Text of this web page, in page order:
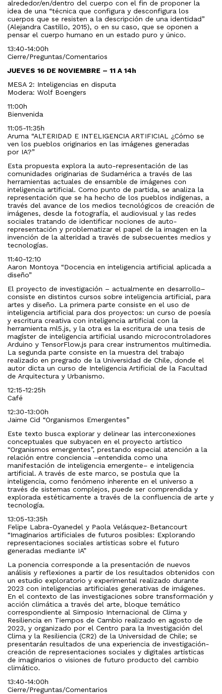
alrededor/en/dentro del cuerpo con el fin de proponer la
idea de una “técnica que configura y desconfigura los
cuerpos que se resisten a la descripción de una identidad”
(Alejandra Castillo, 2015), o en su caso, que se oponen a
pensar el cuerpo humano en un estado puro y único.
13:40-14:00h
Cierre/Preguntas/Comentarios
JUEVES 16 DE NOVIEMBRE – 11 A 14h
MESA 2: Inteligencias en disputa
Modera: Wolf Boengers
11:00h
Bienvenida
11:05-11:35h
Aruma “ALTERIDAD E INTELIGENCIA ARTIFICIAL ¿Cómo se
ven los pueblos originarios en las imágenes generadas
por IA?”
Esta propuesta explora la auto-representación de las
comunidades originarias de Sudamérica a través de las
herramientas actuales de ensamble de imágenes con
inteligencia artificial. Como punto de partida, se analiza la
representación que se ha hecho de los pueblos indígenas, a
través del avance de los medios tecnológicos de creación de
imágenes, desde la fotografía, el audiovisual y las redes
sociales tratando de identificar nociones de auto-
representación y problematizar el papel de la imagen en la
invención de la alteridad a través de subsecuentes medios y
tecnologías.
11:40-12:10
Aaron Montoya “Docencia en inteligencia artificial aplicada a
diseño”
El proyecto de investigación – actualmente en desarrollo–
consiste en distintos cursos sobre inteligencia artificial, para
artes y diseño. La primera parte consiste en el uso de
inteligencia artificial para dos proyectos: un curso de poesía
y escritura creativa con inteligencia artificial con la
herramienta ml5.js, y la otra es la escritura de una tesis de
magíster de inteligencia artificial usando microcontroladores
Arduino y TensorFlow.js para crear instrumentos multimedia.
La segunda parte consiste en la muestra del trabajo
realizado en pregrado de la Universidad de Chile, donde el
autor dicta un curso de Inteligencia Artificial de la Facultad
de Arquitectura y Urbanismo.
12:15-12:25h
Café
12:30-13:00h
Jaime Cid “Organismos Emergentes”
Este texto busca explorar y delinear las interconexiones
conceptuales que subyacen en el proyecto artístico
“Organismos emergentes”, prestando especial atención a la
relación entre conciencia ­–entendida como una
manifestación de inteligencia emergente– e inteligencia
artificial. A través de este marco, se postula que la
inteligencia, como fenómeno inherente en el universo a
través de sistemas complejos, puede ser comprendida y
explorada estéticamente a través de la confluencia de arte y
tecnología.
13:05-13:35h
Felipe Labra-Oyanedel y Paola Velásquez-Betancourt
“Imaginarios artificiales de futuros posibles: Explorando
representaciones sociales artísticas sobre el futuro
generadas mediante IA”
La ponencia corresponde a la presentación de nuevos
análisis y reflexiones a partir de los resultados obtenidos con
un estudio exploratorio y experimental realizado durante
2023 con inteligencias artificiales generativas de imágenes.
En el contexto de las investigaciones sobre transformación y
acción climática a través del arte, bloque temático
correspondiente al Simposio Internacional de Clima y
Resiliencia en Tiempos de Cambio realizado en agosto de
2023, y organizado por el Centro para la Investigación del
Clima y la Resiliencia (CR2) de la Universidad de Chile; se
presentarán resultados de una experiencia de investigación-
creación de representaciones sociales y digitales artísticas
de imaginarios o visiones de futuro producto del cambio
climático.
13:40-14:00h
Cierre/Preguntas/Comentarios